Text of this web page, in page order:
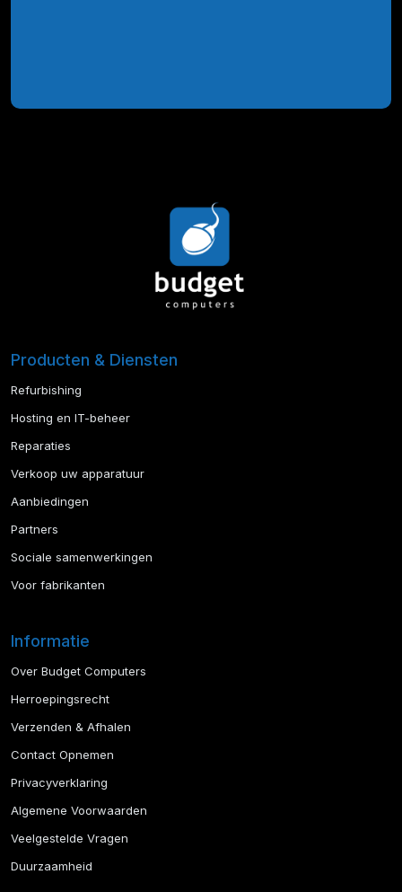
Producten & Diensten
Refurbishing
Hosting en IT-beheer
Reparaties
Verkoop uw apparatuur
Aanbiedingen
Partners
Sociale samenwerkingen
Voor fabrikanten
Informatie
Over Budget Computers
Herroepingsrecht
Verzenden & Afhalen
Contact Opnemen
Privacyverklaring
Algemene Voorwaarden
Veelgestelde Vragen
Duurzaamheid